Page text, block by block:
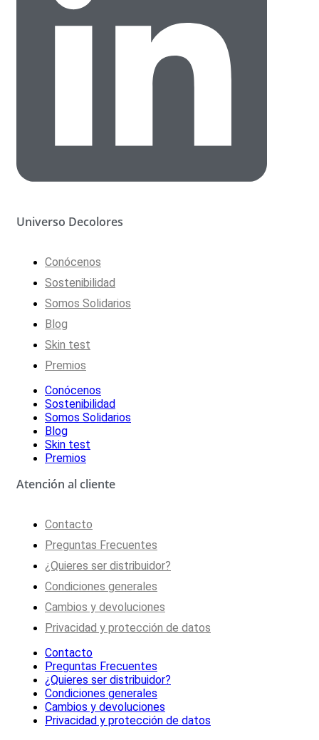
Universo Decolores
Conócenos
Sostenibilidad
Somos Solidarios
Blog
Skin test
Premios
Conócenos
Sostenibilidad
Somos Solidarios
Blog
Skin test
Premios
Atención al cliente
Contacto
Preguntas Frecuentes
¿Quieres ser distribuidor?
Condiciones generales
Cambios y devoluciones
Privacidad y protección de datos
Contacto
Preguntas Frecuentes
¿Quieres ser distribuidor?
Condiciones generales
Cambios y devoluciones
Privacidad y protección de datos